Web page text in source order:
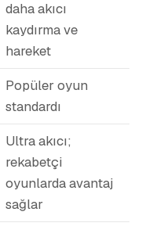
daha akıcı
kaydırma ve
hareket
Popüler oyun
standardı
Ultra akıcı;
rekabetçi
oyunlarda avantaj
sağlar